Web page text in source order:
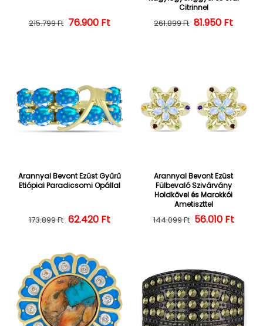
Normál ár
215.799 Ft Kedvezményes ár
76.900 Ft
Citrinnel
Normál ár
261.899 Ft 81.950 Ft
Arannyal Bevont Ezüst Gyűrű
Etiópiai Paradicsomi Opállal
Normál ár
173.899 Ft Kedvezményes ár
62.420 Ft
Arannyal Bevont Ezüst
Fülbevaló Szivárvány
Holdkővel és Marokkói
Ametiszttel
Normál ár
144.099 Ft 56.010 Ft